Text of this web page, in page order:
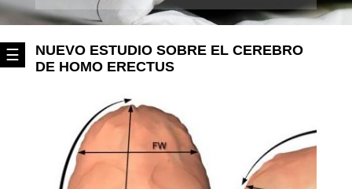
☰
NUEVO ESTUDIO SOBRE EL CEREBRO
DE HOMO ERECTUS